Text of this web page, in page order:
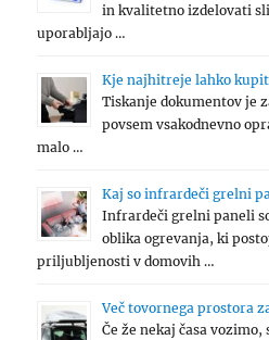
in kvalitetno izdelovati
uporabljajo …
Kje najhitreje lahko
Tiskanje dokumentov je
povsem vsakodnevno
malo …
Kaj so infrardeči grelni
Infrardeči grelni paneli
oblika ogrevanja, ki
priljubljenosti v domovih …
Več tovornega prostora
Če že nekaj časa